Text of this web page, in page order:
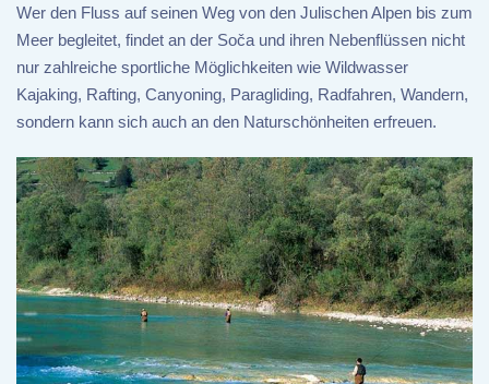
Wer den Fluss auf seinen Weg von den Julischen Alpen bis zum
Meer begleitet, findet an der Soča und ihren Nebenflüssen nicht
nur zahlreiche sportliche Möglichkeiten wie Wildwasser
Kajaking, Rafting, Canyoning, Paragliding, Radfahren, Wandern,
sondern kann sich auch an den Naturschönheiten erfreuen.